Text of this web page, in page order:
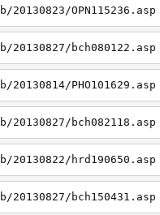
OPN115236.asp
bch080122.asp
PHO101629.asp
bch082118.asp
hrd190650.asp
bch150431.asp